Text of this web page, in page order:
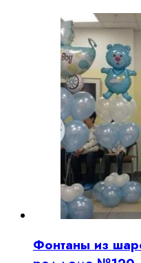
Фонтаны из